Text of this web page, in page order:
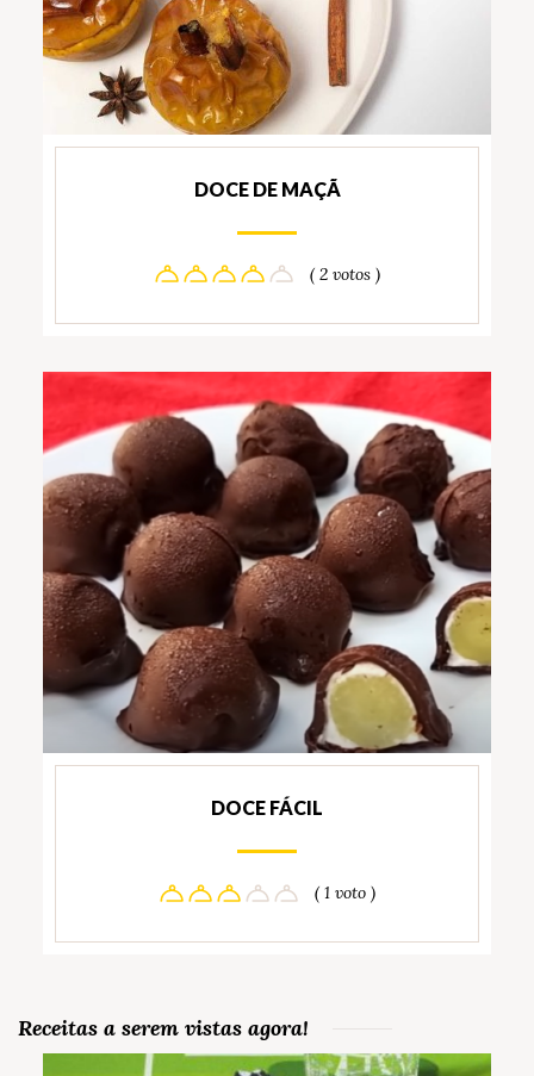
DOCE DE MAÇÃ
( 2 votos )
DOCE FÁCIL
( 1 voto )
Receitas a serem vistas agora!